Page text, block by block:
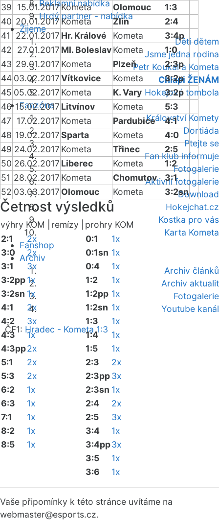
Reklamní nabídka
Hrdý partner - nabídka
Žijeme
Děti dětem
Jsme jedna rodina
Petr Koukal a Kometa
Chlapi ŽENÁM
Hokejová tombola
Fanzóna
Království Komety
Dortiáda
Ptejte se
Fan klub informuje
Fotogalerie
Aktivní fotogalerie
Download
Hokejchat.cz
Kostka pro vás
Karta Kometa
Fanshop
Archiv
Archiv článků
Archiv aktualit
Fotogalerie
Youtube kanál
ČF1: Hradec - Kometa 1:3
39 15.01.2017Kometa Olomouc
1:3
40 20.01.2017 Kometa Zlín
2:4
41
22.01.2017 Hr. Králové Kometa
3:4p
42
27.01.2017 Ml. BoleslavKometa
1:0
43 29.01.2017 Kometa Plzeň
2:3p
44 03.02.2017Vítkovice Kometa
3:2p
45 05.02.2017 Kometa K. Vary
3:2p
46 15.02.2017 Litvínov Kometa
5:3
47
17.02.2017 Kometa Pardubice
4:1
48 19.02.2017Sparta Kometa
4:0
49 24.02.2017 Kometa Třinec
2:5
50 26.02.2017 Liberec Kometa
1:2
51 28.02.2017 Kometa Chomutov
3:1
52 03.03.2017 Olomouc Kometa 3:2sn
Četnost výsledků
výhry KOM | remízy |
prohry KOM
2:1
2x
3:0
2x
3:1
3x
3:2pp1x
3:2sn 1x
4:1
2x
4:2
3x
4:3
1x
4:3pp2x
5:1
2x
5:3
2x
6:2
1x
6:3
1x
7:1
1x
8:2
1x
8:5
1x
0:1
1x
0:1sn 1x
0:4
1x
1:2
1x
1:2pp 1x
1:2sn 1x
1:3
1x
1:4
1x
1:5
1x
2:3
2x
2:3pp3x
2:3sn 1x
2:4
2x
2:5
3x
3:4
1x
3:4pp3x
3:5
1x
3:6
1x
Vaše připomínky k této stránce uvítáme na
webmaster@esports.cz.